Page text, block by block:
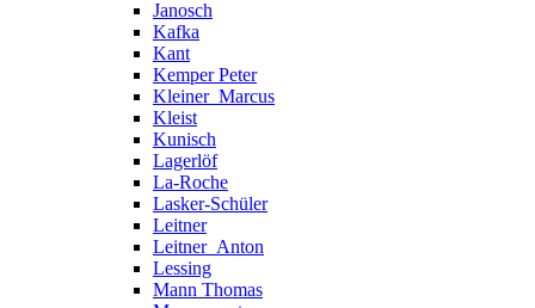
Janosch
Kafka
Kant
Kemper Peter
Kleiner_Marcus
Kleist
Kunisch
Lagerlöf
La-Roche
Lasker-Schüler
Leitner
Leitner_Anton
Lessing
Mann Thomas